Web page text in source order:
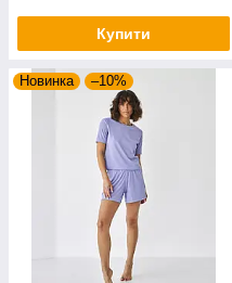
Купити
Новинка –10%